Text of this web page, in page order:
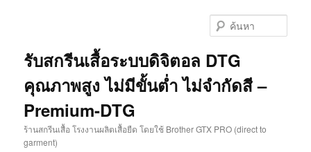
รับสกรีนเสื้อระบบดิจิตอล DTG
คุณภาพสูง ไม่มีขั้นต่ำ ไม่จำกัดสี –
Premium-DTG
ร้านสกรีนเสื้อ โรงงานผลิตเสื้อยืด โดยใช้ Brother GTX PRO (direct to
garment)